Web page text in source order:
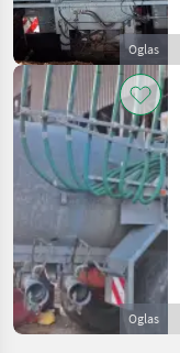
Oglas
Oglas